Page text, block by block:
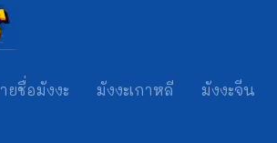
ยชื่อมังงะ มังงะเกาหลี มังงะจีน